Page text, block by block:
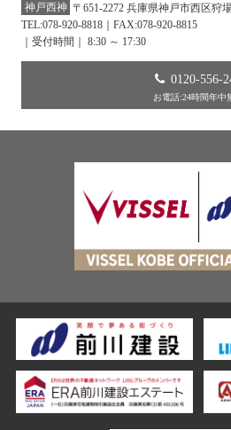
神戸西神 〒651-2272 兵庫県神戸市西区狩
TEL:078-920-8818｜FAX:078-920-8815
｜受付時間｜ 8:30 ～ 17:30
0120-556-
お電話:24時間年中